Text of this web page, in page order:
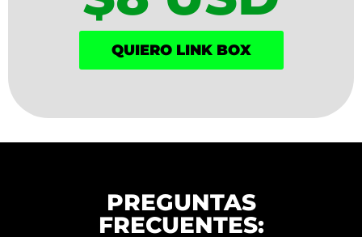
QUIERO LINK BOX
PREGUNTAS
FRECUENTES: